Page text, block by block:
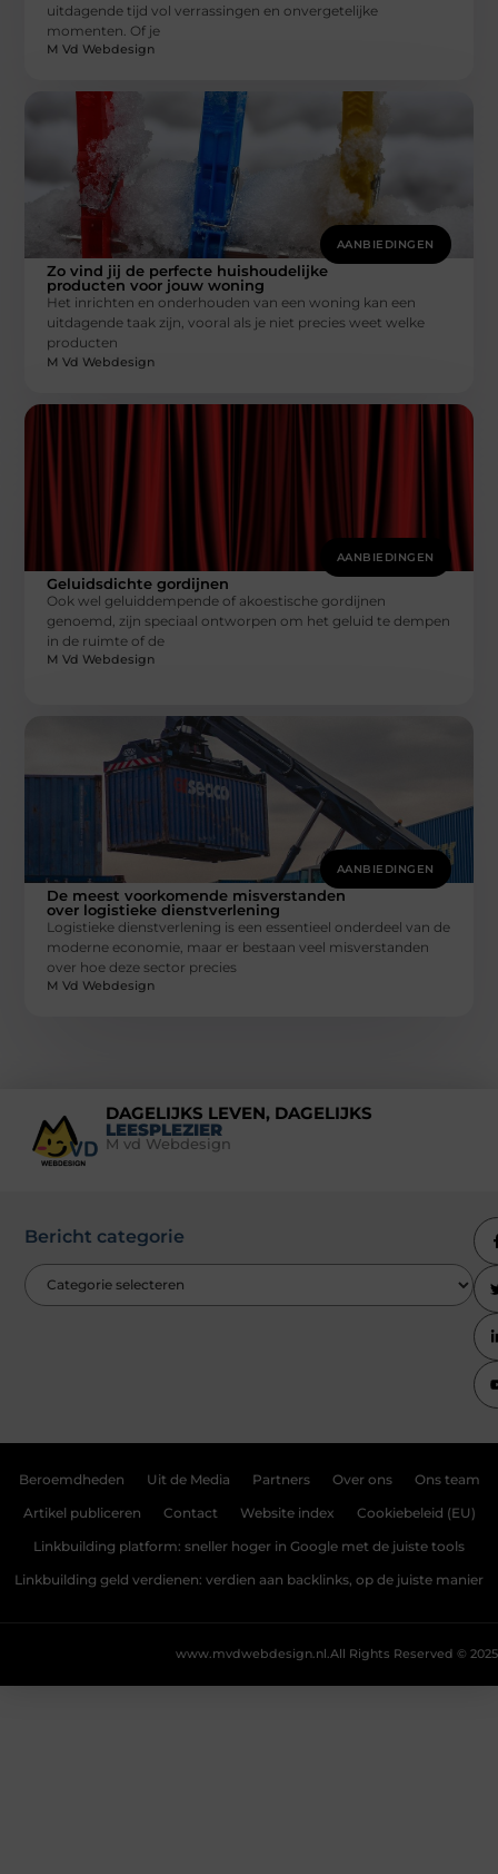
uitdagende tijd vol verrassingen en onvergetelijke
momenten. Of je
M Vd Webdesign
AANBIEDINGEN
Zo vind jij de perfecte huishoudelijke
producten voor jouw woning
Het inrichten en onderhouden van een woning kan een
uitdagende taak zijn, vooral als je niet precies weet welke
producten
M Vd Webdesign
AANBIEDINGEN
Geluidsdichte gordijnen
Ook wel geluiddempende of akoestische gordijnen
genoemd, zijn speciaal ontworpen om het geluid te dempen
in de ruimte of de
M Vd Webdesign
AANBIEDINGEN
De meest voorkomende misverstanden
over logistieke dienstverlening
Logistieke dienstverlening is een essentieel onderdeel van de
moderne economie, maar er bestaan veel misverstanden
over hoe deze sector precies
M Vd Webdesign
DAGELIJKS LEVEN, DAGELIJKS
LEESPLEZIER
M vd Webdesign
Bericht categorie
Beroemdheden Uit de Media Partners Over ons Ons team
Artikel publiceren Contact Website index Cookiebeleid (EU)
Linkbuilding platform: sneller hoger in Google met de juiste tools
Linkbuilding geld verdienen: verdien aan backlinks, op de juiste manier
All Rights Reserved © 2025
www.mvdwebdesign.nl.